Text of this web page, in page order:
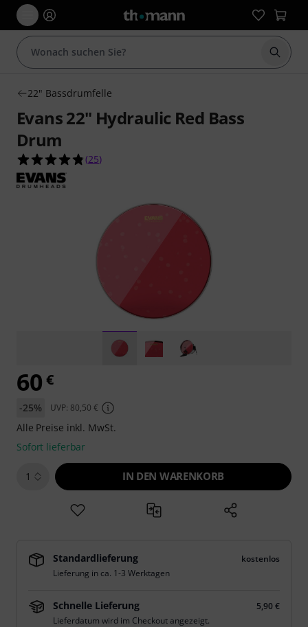
Suche
22" Bassdrumfelle
Evans 22" Hydraulic Red Bass
Drum
4.8 von 5 Sternen aus 25 Kundenbewertungen
(25)
60 €
-25% UVP: 80,50 €
Alle Preise inkl. MwSt.
Sofort lieferbar
1 IN DEN WARENKORB
Standardlieferung
kostenlos
Lieferung in ca. 1-3 Werktagen
Schnelle Lieferung
5,90 €
Lieferdatum wird im Checkout angezeigt.